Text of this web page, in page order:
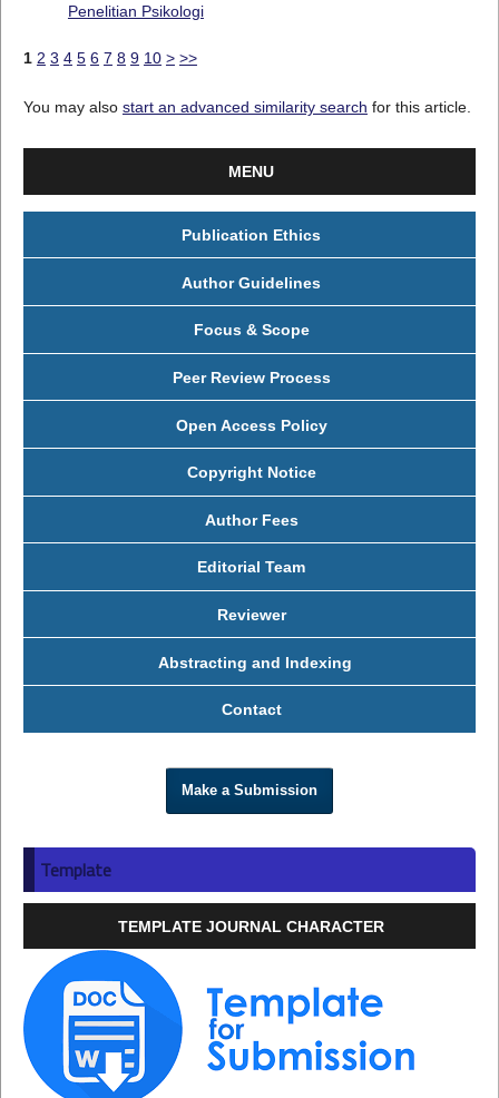
Penelitian Psikologi
1 2 3 4 5 6 7 8 9 10 > >>
You may also start an advanced similarity search for this article.
MENU
Publication Ethics
Author Guidelines
Focus & Scope
Peer Review Process
Open Access Policy
Copyright Notice
Author Fees
Editorial Team
Reviewer
Abstracting and Indexing
Contact
Make a Submission
Template
TEMPLATE JOURNAL CHARACTER